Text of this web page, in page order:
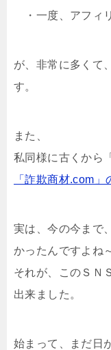
・一度、アフィ
が、非常に多くて
す。
また、
私同様に古くから
「詐欺商材.com」
実は、今の今まで
かったんですよね
それが、このＳＮ
出来ました。
始まって、まだ日